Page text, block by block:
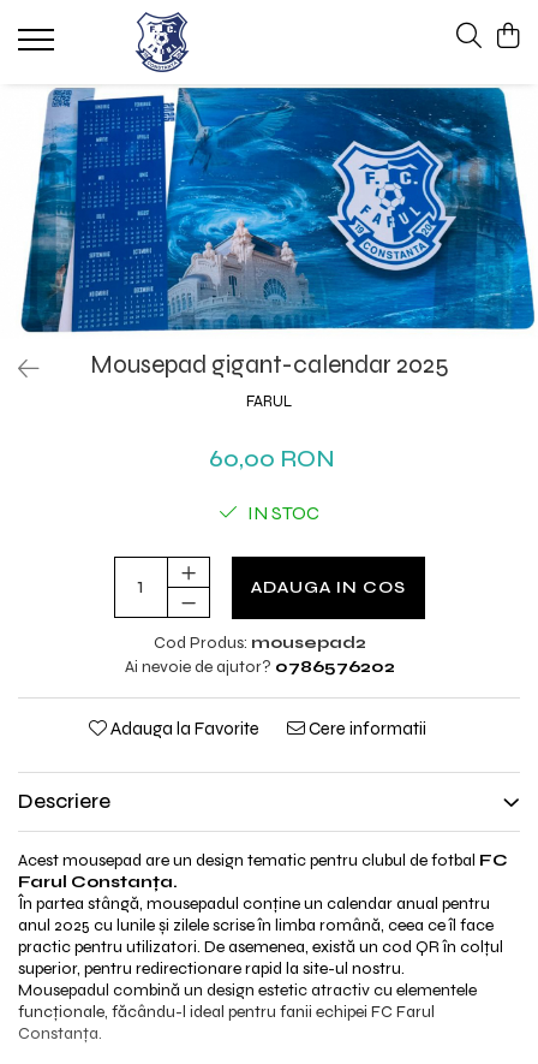
Mousepad gigant-calendar 2025
FARUL
60,00 RON
IN STOC
ADAUGA IN COS
Cod Produs: mousepad2
Ai nevoie de ajutor? 0786576202
Adauga la Favorite Cere informatii
Descriere
Acest mousepad are un design tematic pentru clubul de fotbal FC
Farul Constanța.
În partea stângă, mousepadul conține un calendar anual pentru
anul 2025 cu lunile și zilele scrise în limba română, ceea ce îl face
practic pentru utilizatori. De asemenea, există un cod QR în colțul
superior, pentru redirectionare rapid la site-ul nostru.
Mousepadul combină un design estetic atractiv cu elementele
funcționale, făcându-l ideal pentru fanii echipei FC Farul
Constanța.